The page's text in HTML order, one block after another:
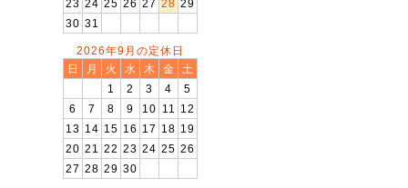
23 24 25 26 27 28 29
30 31
2026年9月の定休日
日
月 火 水 木 金
土
1
2 3 4
5
6
7 8 9 10 11
12
13 14 15 16 17 18 19
20 21 22 23 24 25 26
27 28 29 30